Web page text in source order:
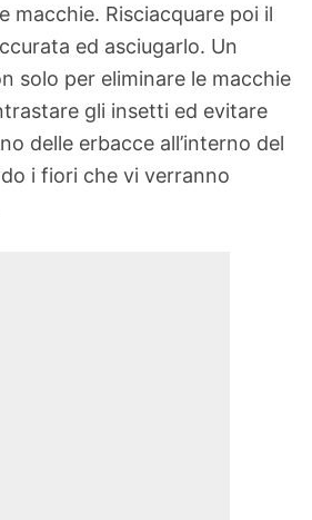
macchie. Risciacquare poi il
ed asciugarlo. Un
solo per eliminare le macchie
gli insetti ed evitare
delle erbacce all’interno del
i fiori che vi verranno